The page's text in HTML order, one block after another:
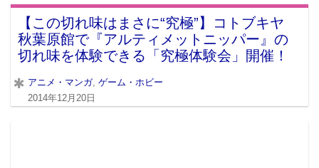
【この切れ味はまさに“究極”】コトブキヤ
秋葉原館で『アルティメットニッパー』の
切れ味を体験できる「究極体験会」開催！
アニメ・マンガ, ゲーム・ホビー
2014年12月20日